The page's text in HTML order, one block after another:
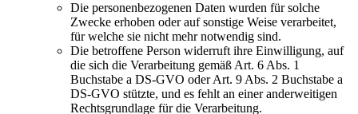
Die personenbezogenen Daten wurden für solche
Zwecke erhoben oder auf sonstige Weise verarbeitet,
für welche sie nicht mehr notwendig sind.
Die betroffene Person widerruft ihre Einwilligung, auf
die sich die Verarbeitung gemäß Art. 6 Abs. 1
Buchstabe a DS-GVO oder Art. 9 Abs. 2 Buchstabe a
DS-GVO stützte, und es fehlt an einer anderweitigen
Rechtsgrundlage für die Verarbeitung.